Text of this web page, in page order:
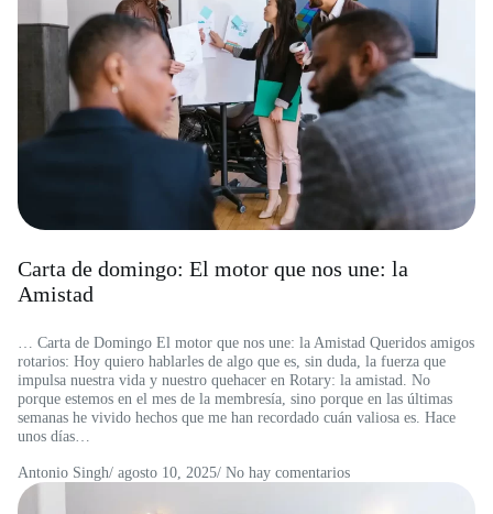
Carta de domingo: El motor que nos une: la
Amistad
… Carta de Domingo El motor que nos une: la Amistad Queridos amigos
rotarios: Hoy quiero hablarles de algo que es, sin duda, la fuerza que
impulsa nuestra vida y nuestro quehacer en Rotary: la amistad. No
porque estemos en el mes de la membresía, sino porque en las últimas
semanas he vivido hechos que me han recordado cuán valiosa es. Hace
unos días…
Antonio Singh/ agosto 10, 2025/ No hay comentarios